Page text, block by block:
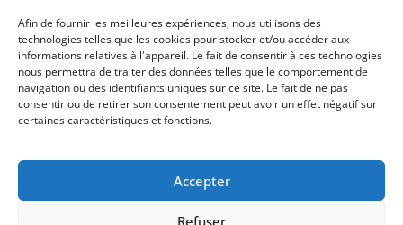
Afin de fournir les meilleures expériences, nous utilisons des
technologies telles que les cookies pour stocker et/ou accéder aux
informations relatives à l'appareil. Le fait de consentir à ces technologies
nous permettra de traiter des données telles que le comportement de
navigation ou des identifiants uniques sur ce site. Le fait de ne pas
consentir ou de retirer son consentement peut avoir un effet négatif sur
certaines caractéristiques et fonctions.
Accepter
Refuser
Recevez nos conseils, nos actualités directement dans votre
boîte email.
J'acceptela politique de confidentialité